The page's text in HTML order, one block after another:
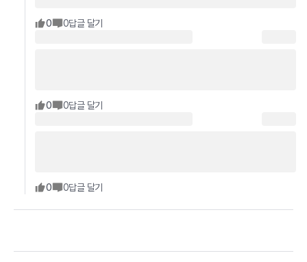
0 0답글 달기
0 0답글 달기
0 0답글 달기